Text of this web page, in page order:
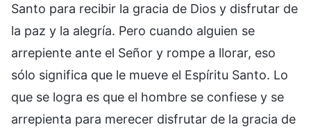
Santo para recibir la gracia de Dios y disfrutar de
la paz y la alegría. Pero cuando alguien se
arrepiente ante el Señor y rompe a llorar, eso
sólo significa que le mueve el Espíritu Santo. Lo
que se logra es que el hombre se confiese y se
arrepienta para merecer disfrutar de la gracia de